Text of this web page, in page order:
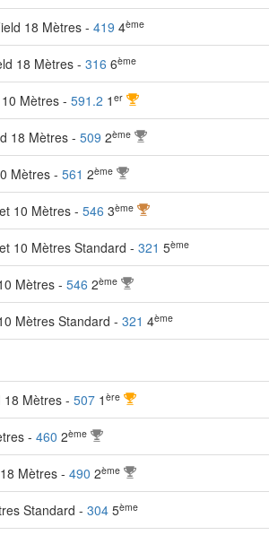
18 Mètres - 419 4ème
18 Mètres - 316 6ème
Mètres - 591.2 1 er
18 Mètres - 509 2ème
Mètres - 561 2ème
10 Mètres - 546 3ème
10 Mètres Standard - 321 5ème
Mètres - 546 2ème
Mètres Standard - 321 4ème
Mètres - 507 1 ère
- 460 2ème
Mètres - 490 2ème
Standard - 304 5ème